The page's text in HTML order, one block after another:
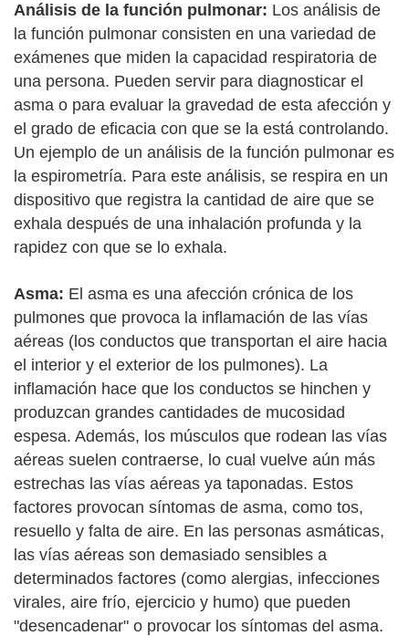
Análisis de la función pulmonar: Los análisis de
la función pulmonar consisten en una variedad de
exámenes que miden la capacidad respiratoria de
una persona. Pueden servir para diagnosticar el
asma o para evaluar la gravedad de esta afección y
el grado de eficacia con que se la está controlando.
Un ejemplo de un análisis de la función pulmonar es
la espirometría. Para este análisis, se respira en un
dispositivo que registra la cantidad de aire que se
exhala después de una inhalación profunda y la
rapidez con que se lo exhala.
Asma: El asma es una afección crónica de los
pulmones que provoca la inflamación de las vías
aéreas (los conductos que transportan el aire hacia
el interior y el exterior de los pulmones). La
inflamación hace que los conductos se hinchen y
produzcan grandes cantidades de mucosidad
espesa. Además, los músculos que rodean las vías
aéreas suelen contraerse, lo cual vuelve aún más
estrechas las vías aéreas ya taponadas. Estos
factores provocan síntomas de asma, como tos,
resuello y falta de aire. En las personas asmáticas,
las vías aéreas son demasiado sensibles a
determinados factores (como alergias, infecciones
virales, aire frío, ejercicio y humo) que pueden
"desencadenar" o provocar los síntomas del asma.